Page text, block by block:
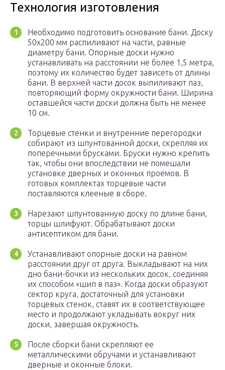
Технология изготовления
Необходимо подготовить основание бани. Доску
50х200 мм распиливают на части, равные
диаметру бани. Опорные доски нужно
устанавливать на расстоянии не более 1,5 метра,
поэтому их количество будет зависеть от длины
бани. В верхней части досок выпиливают паз,
повторяющий форму окружности бани. Ширина
оставшейся части доски должна быть не менее
10 см.
Торцевые стенки и внутренние перегородки
собирают из шпунтованной доски, скрепляя их
поперечными брусками. Бруски нужно крепить
так, чтобы они впоследствии не помешали
установке дверных и оконных проемов. В
готовых комплектах торцевые части
поставляются клееные в сборе.
Нарезают шпунтованную доску по длине бани,
торцы шлифуют. Обрабатывают доски
антисептиком для бани.
Устанавливают опорные доски на равном
расстоянии друг от друга. Выкладывают на них
дно бани-бочки из нескольких досок, соединяя
их способом «шип в паз». Когда доски образуют
сектор круга, достаточный для установки
торцевых стенок, ставят их в соответствующее
место и продолжают укладывать вокруг них
доски, завершая окружность.
После сборки бани скрепляют ее
металлическими обручами и устанавливают
дверные и оконные блоки.